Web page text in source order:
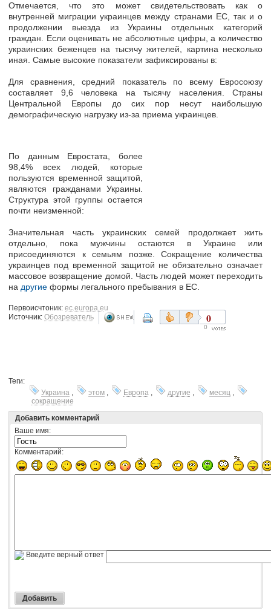
Отмечается, что это может свидетельствовать как о
внутренней миграции украинцев между странами ЕС, так и о
продолжении выезда из Украины отдельных категорий
граждан. Если оценивать не абсолютные цифры, а количество
украинских беженцев на тысячу жителей, картина несколько
иная. Самые высокие показатели зафиксированы в:
Для сравнения, средний показатель по всему Евросоюзу
составляет 9,6 человека на тысячу населения. Страны
Центральной Европы до сих пор несут наибольшую
демографическую нагрузку из-за приема украинцев.
По данным Евростата, более
98,4% всех людей, которые
пользуются временной защитой,
являются гражданами Украины.
Структура этой группы остается
почти неизменной:
Значительная часть украинских семей продолжает жить
отдельно, пока мужчины остаются в Украине или
присоединяются к семьям позже.Сокращение количества
украинцев под временной защитой не обязательно означает
массовое возвращение домой. Часть людей может переходить
на другие формы легального пребывания в ЕС.
Первоисчтоник: ec.europa.eu
Источник: Обозреватель 0
0
Теги:
Украина , этом , Европа , другие , месяц ,
сокращение
Добавить комментарий
Ваше имя:
Комментарий:
Введите верный ответ